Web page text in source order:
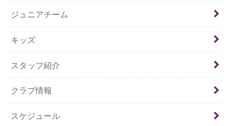
ジュニアチーム
キッズ
スタッフ紹介
クラブ情報
スケジュール